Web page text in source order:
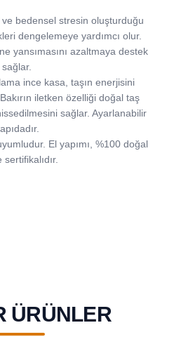
bedensel stresin oluşturduğu
dengelemeye yardımcı olur.
yansımasını azaltmaya destek
sağlar.
ince kasa, taşın enerjisini
iletken özelliği doğal taş
sağlar. Ayarlanabilir
El yapımı, %100 doğal
ÜRÜNLER